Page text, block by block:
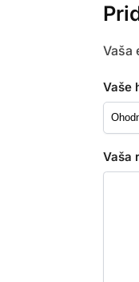
Vaša
Vaše
Vaša